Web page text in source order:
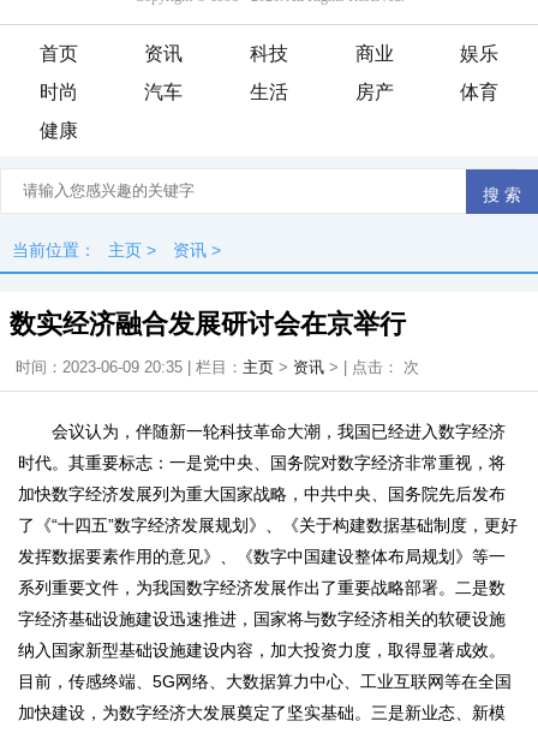
首页 资讯 科技 商业
娱乐
时尚
汽车 生活 房产
体育
健康
当前位置： 主页 > 资讯 >
数实经济融合发展研讨会在京举行
时间：2023-06-09 20:35 | 栏目： 主页 > 资讯 > | 点击： 次
会议认为，伴随新一轮科技革命大潮，我国已经进入数字经济
时代。其重要标志：一是党中央、国务院对数字经济非常重视，将
加快数字经济发展列为重大国家战略，中共中央、国务院先后发布
了《“十四五”数字经济发展规划》、《关于构建数据基础制度，更好
发挥数据要素作用的意见》、《数字中国建设整体布局规划》等一
系列重要文件，为我国数字经济发展作出了重要战略部署。二是数
字经济基础设施建设迅速推进，国家将与数字经济相关的软硬设施
纳入国家新型基础设施建设内容，加大投资力度，取得显著成效。
目前，传感终端、5G网络、大数据算力中心、工业互联网等在全国
加快建设，为数字经济大发展奠定了坚实基础。三是新业态、新模